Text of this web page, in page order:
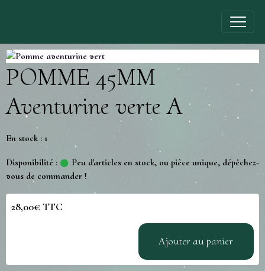
POMME 45MM
Aventurine verte A
En stock : 1
Disponibilité :
Peu d'articles en stock, ou pièce unique, dépêchez-
vous de commander !
28,00€ TTC
Ajouter au panier